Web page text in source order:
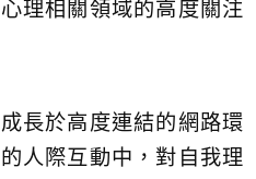
理相關領域的高度關注
長於高度連結的網路環
人際互動中，對自我理